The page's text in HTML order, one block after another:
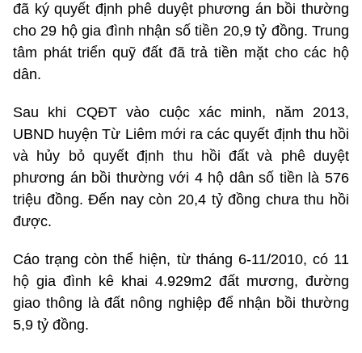
đã ký quyết định phê duyệt phương án bồi thường
cho 29 hộ gia đình nhận số tiền 20,9 tỷ đồng. Trung
tâm phát triển quỹ đất đã trả tiền mặt cho các hộ
dân.
Sau khi CQĐT vào cuộc xác minh, năm 2013,
UBND huyện Từ Liêm mới ra các quyết định thu hồi
và hủy bỏ quyết định thu hồi đất và phê duyệt
phương án bồi thường với 4 hộ dân số tiền là 576
triệu đồng. Đến nay còn 20,4 tỷ đồng chưa thu hồi
được.
Cáo trạng còn thể hiện, từ tháng 6-11/2010, có 11
hộ gia đình kê khai 4.929m2 đất mương, đường
giao thông là đất nông nghiệp để nhận bồi thường
5,9 tỷ đồng.